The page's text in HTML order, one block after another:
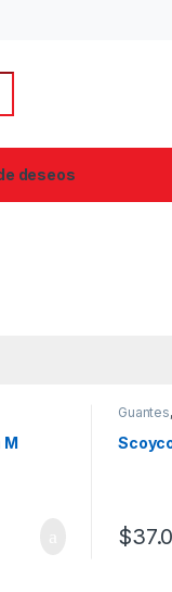
deseos
M
Guantes,
$